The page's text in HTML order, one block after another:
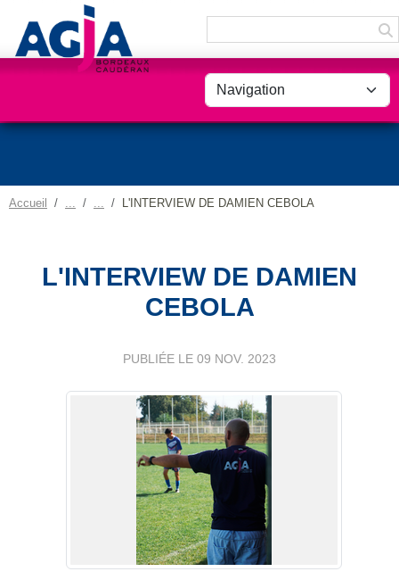
Accueil L'INTERVIEW DE DAMIEN CEBOLA
L'INTERVIEW DE DAMIEN
CEBOLA
PUBLIÉE LE 09 NOV. 2023
Panneau de gestion des cookies